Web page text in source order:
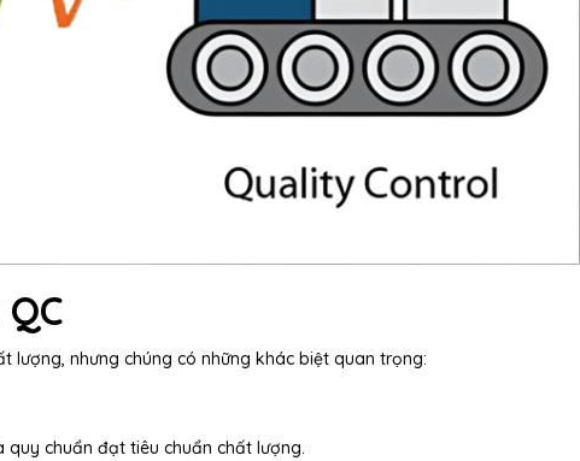
lượng, nhưng chúng có những khác biệt quan trọng:
chuẩn đạt tiêu chuẩn chất lượng.